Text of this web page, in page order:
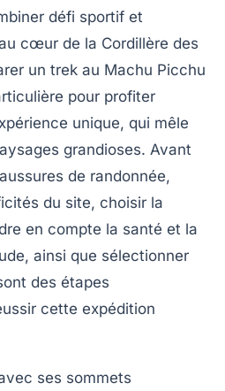
défi sportif et
cœur de la Cordillère des
un trek au Machu Picchu
pour profiter
unique, qui mêle
grandioses. Avant
de randonnée,
du site, choisir la
en compte la santé et la
ainsi que sélectionner
des étapes
cette expédition
ses sommets